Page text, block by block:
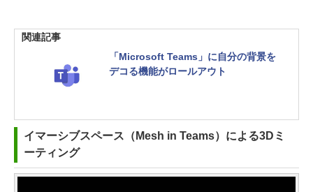
関連記事
「Microsoft Teams」に自分の背景を
デコる機能がロールアウト
イマーシブスペース（Mesh in Teams）による3Dミ
ーティング